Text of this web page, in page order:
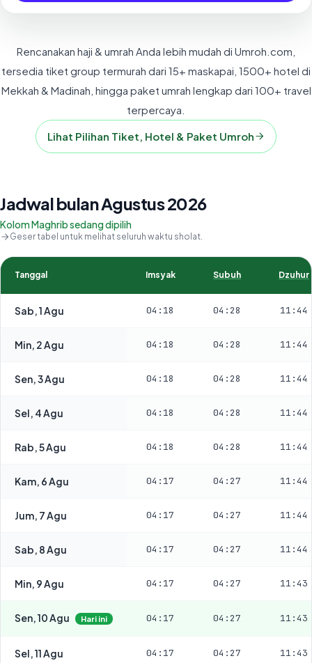
Rencanakan haji & umrah Anda lebih mudah di Umroh.com,
tersedia tiket group termurah dari 15+ maskapai, 1500+ hotel di
Mekkah & Madinah, hingga paket umrah lengkap dari 100+ travel
terpercaya.
Lihat Pilihan Tiket, Hotel & Paket Umroh
Jadwal bulan Agustus 2026
Kolom Maghrib sedang dipilih
Geser tabel untuk melihat seluruh waktu sholat.
Tanggal Imsyak Subuh Dzuhur
Sab, 1 Agu 04:18 04:28 11:44
Min, 2 Agu 04:18 04:28 11:44
Sen, 3 Agu 04:18 04:28 11:44
Sel, 4 Agu 04:18 04:28 11:44
Rab, 5 Agu 04:18 04:28 11:44
Kam, 6 Agu 04:17 04:27 11:44
Jum, 7 Agu 04:17 04:27 11:44
Sab, 8 Agu 04:17 04:27 11:44
Min, 9 Agu 04:17 04:27 11:43
Sen, 10 Agu Hari ini 04:17 04:27 11:43
Sel, 11 Agu 04:17 04:27 11:43